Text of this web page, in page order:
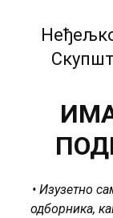
• Изузетно
одборника,